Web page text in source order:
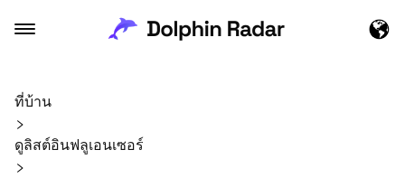
ที่บ้าน
ดูลิสต์อินฟลูเอนเซอร์